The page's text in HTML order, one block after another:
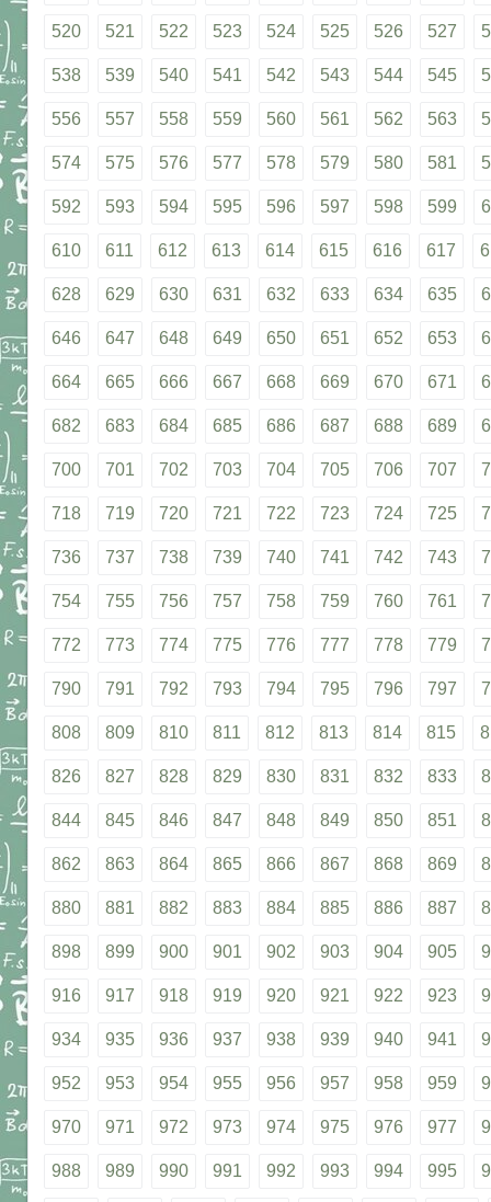
520 521 522 523 524 525 526 527
538 539 540 541 542 543 544 545
556 557 558 559 560 561 562 563
574 575 576 577 578 579 580 581
592 593 594 595 596 597 598 599
610 611 612 613 614 615 616 617
628 629 630 631 632 633 634 635
646 647 648 649 650 651 652 653
664 665 666 667 668 669 670 671
682 683 684 685 686 687 688 689
700 701 702 703 704 705 706 707
718 719 720 721 722 723 724 725
736 737 738 739 740 741 742 743
754 755 756 757 758 759 760 761
772 773 774 775 776 777 778 779
790 791 792 793 794 795 796 797
808 809 810 811 812 813 814 815
826 827 828 829 830 831 832 833
844 845 846 847 848 849 850 851
862 863 864 865 866 867 868 869
880 881 882 883 884 885 886 887
898 899 900 901 902 903 904 905
916 917 918 919 920 921 922 923
934 935 936 937 938 939 940 941
952 953 954 955 956 957 958 959
970 971 972 973 974 975 976 977
988 989 990 991 992 993 994 995